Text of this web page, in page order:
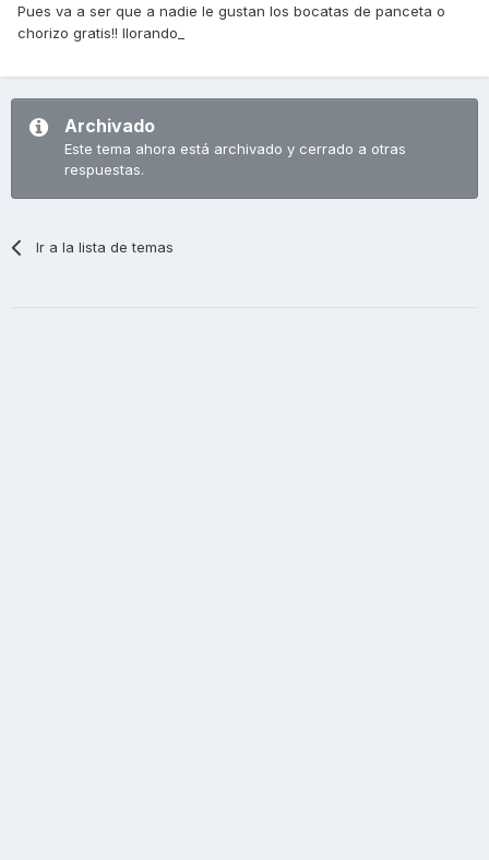
Pues va a ser que a nadie le gustan los bocatas de panceta o
chorizo gratis!! llorando_
Archivado
Este tema ahora está archivado y cerrado a otras
respuestas.
Ir a la lista de temas